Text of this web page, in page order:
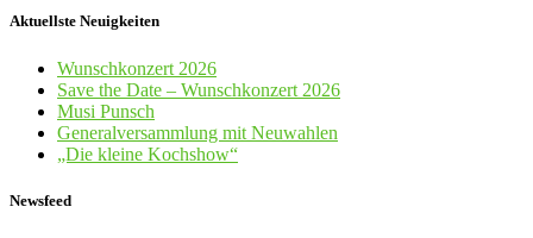
Aktuellste Neuigkeiten
Wunschkonzert 2026
Save the Date – Wunschkonzert 2026
Musi Punsch
Generalversammlung mit Neuwahlen
„Die kleine Kochshow“
Newsfeed